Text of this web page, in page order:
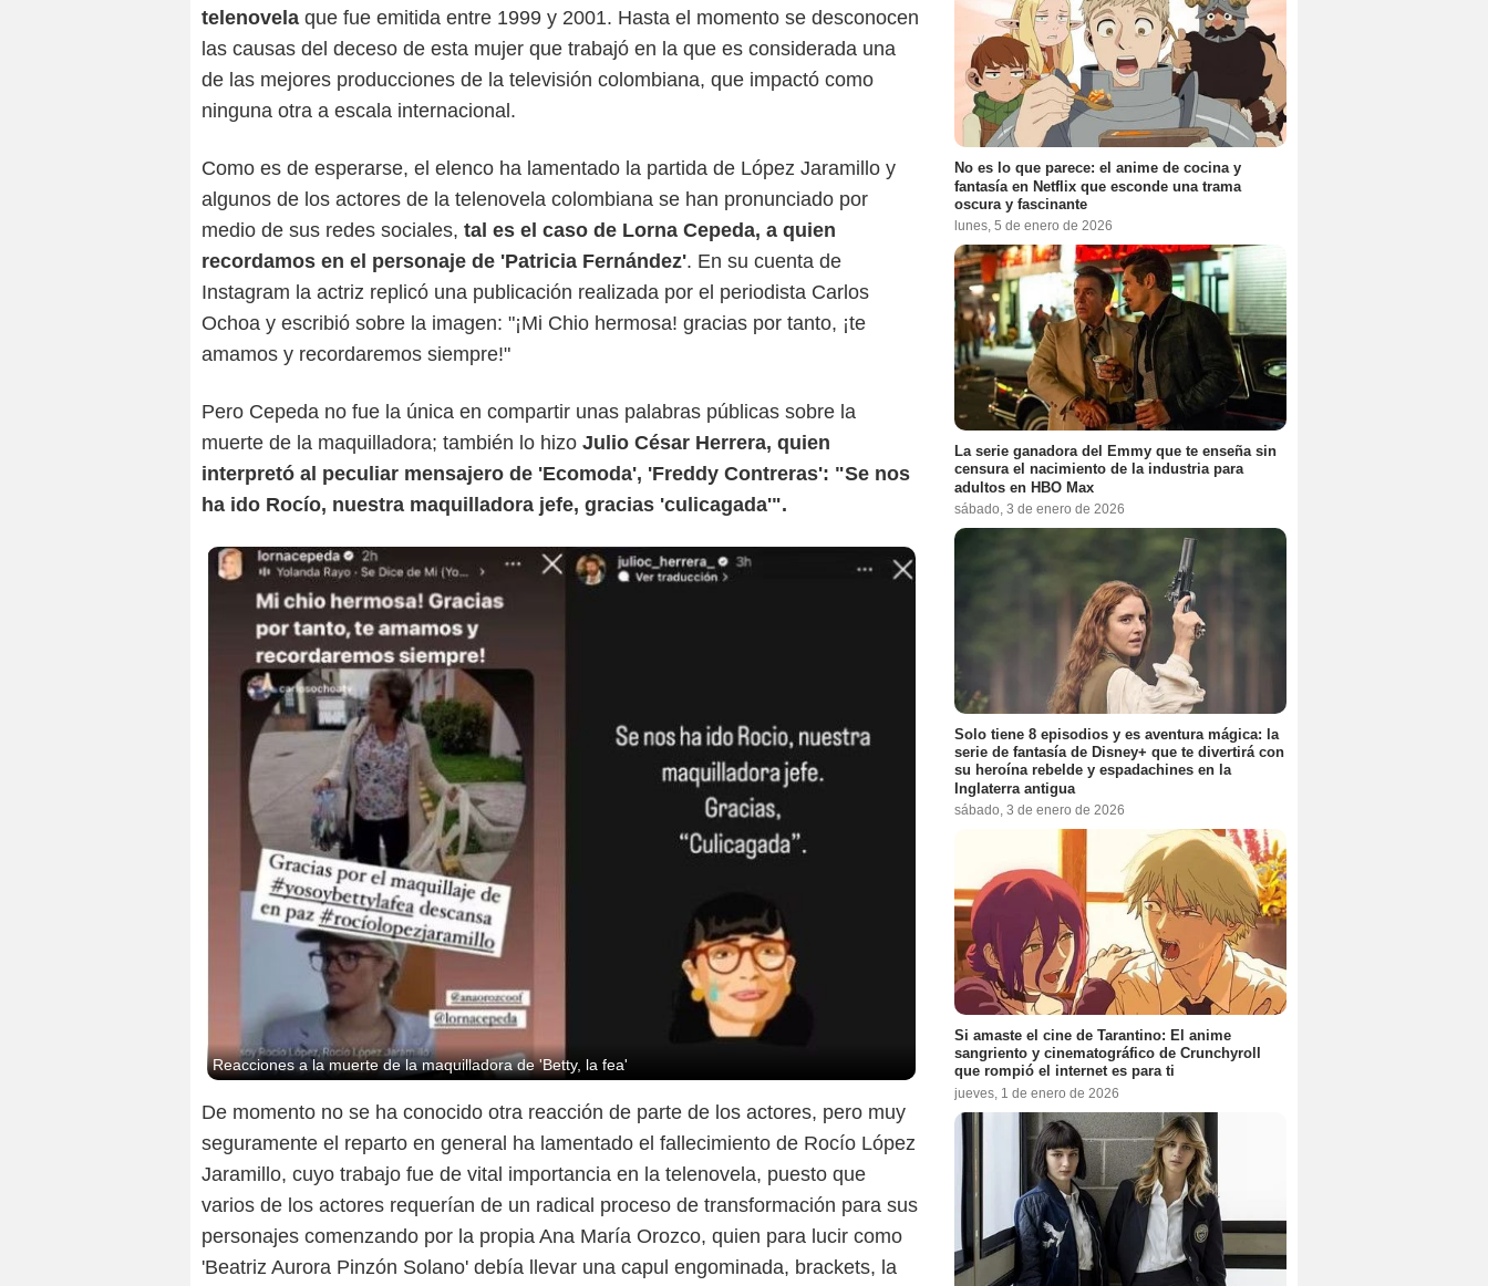
telenovela que fue emitida entre 1999 y 2001. Hasta el momento se desconocen
las causas del deceso de esta mujer que trabajó en la que es considerada una
de las mejores producciones de la televisión colombiana, que impactó como
ninguna otra a escala internacional.
Como es de esperarse, el elenco ha lamentado la partida de López Jaramillo y
algunos de los actores de la telenovela colombiana se han pronunciado por
medio de sus redes sociales, tal es el caso de Lorna Cepeda, a quien
recordamos en el personaje de 'Patricia Fernández'. En su cuenta de
Instagram la actriz replicó una publicación realizada por el periodista Carlos
Ochoa y escribió sobre la imagen: "¡Mi Chio hermosa! gracias por tanto, ¡te
amamos y recordaremos siempre!"
Pero Cepeda no fue la única en compartir unas palabras públicas sobre la
muerte de la maquilladora; también lo hizo Julio César Herrera, quien
interpretó al peculiar mensajero de 'Ecomoda', 'Freddy Contreras': "Se nos
ha ido Rocío, nuestra maquilladora jefe, gracias 'culicagada'".
Captura de pantalla
Reacciones a la muerte de la maquilladora de 'Betty, la fea'
De momento no se ha conocido otra reacción de parte de los actores, pero muy
seguramente el reparto en general ha lamentado el fallecimiento de Rocío López
Jaramillo, cuyo trabajo fue de vital importancia en la telenovela, puesto que
varios de los actores requerían de un radical proceso de transformación para sus
personajes comenzando por la propia Ana María Orozco, quien para lucir como
'Beatriz Aurora Pinzón Solano' debía llevar una capul engominada, brackets, la
No es lo que parece: el anime de cocina y
fantasía en Netflix que esconde una trama
oscura y fascinante
lunes, 5 de enero de 2026
La serie ganadora del Emmy que te enseña sin
censura el nacimiento de la industria para
adultos en HBO Max
sábado, 3 de enero de 2026
Solo tiene 8 episodios y es aventura mágica: la
serie de fantasía de Disney+ que te divertirá con
su heroína rebelde y espadachines en la
Inglaterra antigua
sábado, 3 de enero de 2026
Si amaste el cine de Tarantino: El anime
sangriento y cinematográfico de Crunchyroll
que rompió el internet es para ti
jueves, 1 de enero de 2026